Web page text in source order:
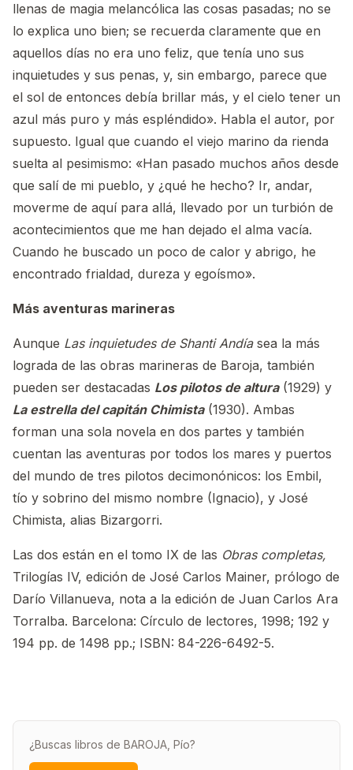
llenas de magia melancólica las cosas pasadas; no se
lo explica uno bien; se recuerda claramente que en
aquellos días no era uno feliz, que tenía uno sus
inquietudes y sus penas, y, sin embargo, parece que
el sol de entonces debía brillar más, y el cielo tener un
azul más puro y más espléndido». Habla el autor, por
supuesto. Igual que cuando el viejo marino da rienda
suelta al pesimismo: «Han pasado muchos años desde
que salí de mi pueblo, y ¿qué he hecho? Ir, andar,
moverme de aquí para allá, llevado por un turbión de
acontecimientos que me han dejado el alma vacía.
Cuando he buscado un poco de calor y abrigo, he
encontrado frialdad, dureza y egoísmo».
Más aventuras marineras
Aunque Las inquietudes de Shanti Andíasea la más
lograda de las obras marineras de Baroja, también
pueden ser destacadas Los pilotos de altura(1929) y
La estrella del capitán Chimista(1930). Ambas
forman una sola novela en dos partes y también
cuentan las aventuras por todos los mares y puertos
del mundo de tres pilotos decimonónicos: los Embil,
tío y sobrino del mismo nombre (Ignacio), y José
Chimista, alias Bizargorri.
Las dos están en el tomo IX de las Obras completas,
Trilogías IV, edición de José Carlos Mainer, prólogo de
Darío Villanueva, nota a la edición de Juan Carlos Ara
Torralba. Barcelona: Círculo de lectores, 1998; 192 y
194 pp. de 1498 pp.; ISBN: 84-226-6492-5.
¿Buscas libros de BAROJA, Pío?